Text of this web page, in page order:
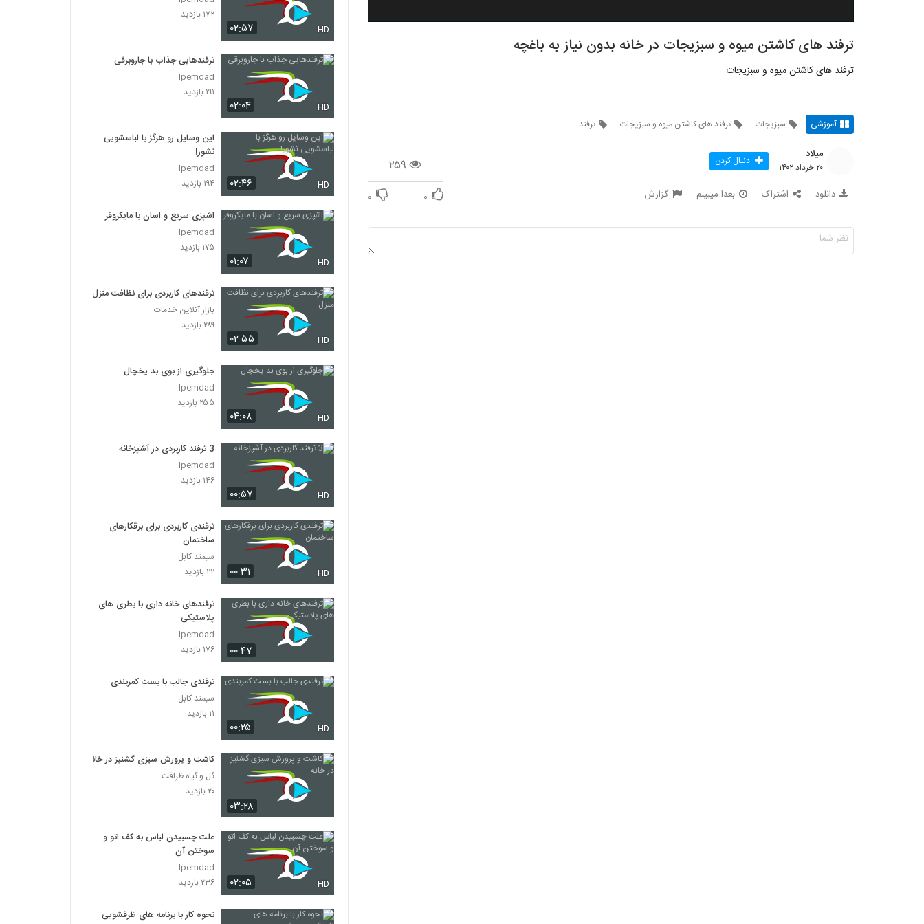
ترفند های کاشتن میوه و سبزیجات در خانه بدون نیاز به باغچه
ترفند های کاشتن میوه و سبزیجات
آموزشی سبزیجات ترفند های کاشتن میوه و سبزیجات ترفند
۲۵۹
میلاد
۲۰ خرداد ۱۴۰۲ دنبال کردن
دانلود اشتراک بعدا میبینم گزارش ۰ ۰
۰۲:۵۷ HD
۱۷۲ بازدید
۰۲:۰۴ HD
ترفندهایی جذاب با جاروبرقی
Ipemdad
۱۹۱ بازدید
۰۲:۴۶ HD
این وسایل رو هرگز با لباسشویی
نشور!
Ipemdad
۱۹۴ بازدید
۰۱:۰۷ HD
اشپزی سریع و اسان با مایکروفر
Ipemdad
۱۷۵ بازدید
۰۲:۵۵ HD
ترفندهای کاربردی برای نظافت منزل
بازار آنلاین خدمات
۲۸۹ بازدید
۰۴:۰۸ HD
جلوگیری از بوی بد یخچال
Ipemdad
۲۵۵ بازدید
۰۰:۵۷ HD
3 ترفند کاربردی در آشپزخانه
Ipemdad
۱۴۶ بازدید
۰۰:۳۱ HD
ترفندی کاربردی برای برقکارهای
ساختمان
سیمند کابل
۲۲ بازدید
۰۰:۴۷
ترفندهای خانه داری با بطری های
پلاستیکی
Ipemdad
۱۷۶ بازدید
۰۰:۲۵ HD
ترفندی جالب با بست کمربندی
سیمند کابل
۱۱ بازدید
۰۳:۲۸
کاشت و پرورش سبزی گشنیز در خانه
گل و گیاه ظرافت
۲۰ بازدید
۰۲:۰۵ HD
علت چسبیدن لباس به کف اتو و
سوختن آن
Ipemdad
۲۳۶ بازدید
نحوه کار با برنامه های ظرفشویی